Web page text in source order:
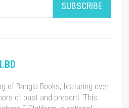
SUBSCRIBE
of Bangla Books, featuring over
of past and present. This